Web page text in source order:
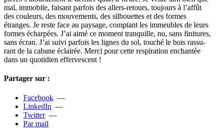
mal, immo­­bile, fai­­sant par­­fois des allers-retours, tou­­jours à l’affût
des cou­­leurs, des mou­­ve­­ments, des sil­houet­tes et des formes
étranges. Je reste face au pay­­sage, comp­­tant les immeu­­bles de leurs
formes écharpées. J’ai aimé ce moment tran­­quille, nu, sans fini­­tu­­res,
sans écran. J’ai suivi par­­fois les lignes du sol, touché le bois ras­­su­­
rant de la cabane éclairée. Merci pour cette res­­pi­­ra­­tion enchan­­tée
dans un quo­­ti­­dien effer­ves­cent !
Partager sur :
Facebook —
LinkedIn —
Twitter—
Par mail